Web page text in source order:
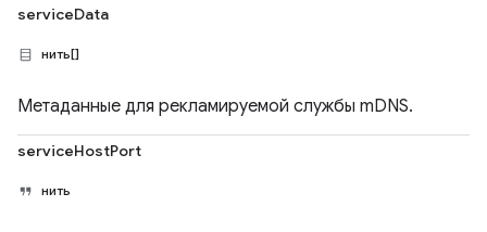
serviceData
нить[]
Метаданные для рекламируемой службы mDNS.
serviceHostPort
нить